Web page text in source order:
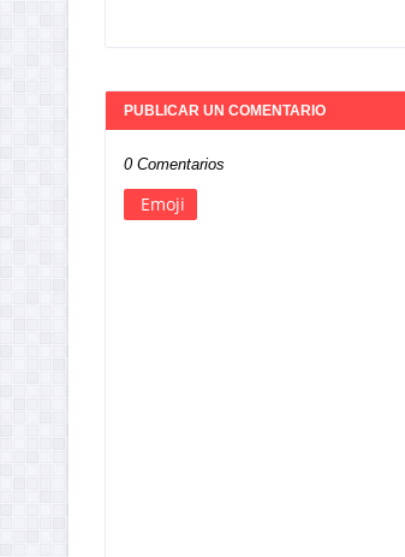
PUBLICAR UN COMENTARIO
0 Comentarios
Emoji